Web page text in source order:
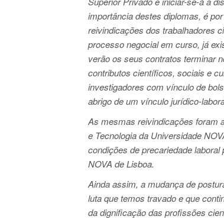
importância destes diplomas, é
reivindicações dos trabalhadores
processo negocial em curso, já
verão os seus contratos terminar
contributos científicos, sociais e
investigadores com vínculo de
abrigo de um vínculo jurídico-
As mesmas reivindicações foram
e Tecnologia da Universidade
condições de precariedade
NOVA de Lisboa.
Ainda assim, a mudança de
luta que temos travado e que
da dignificação das profissões